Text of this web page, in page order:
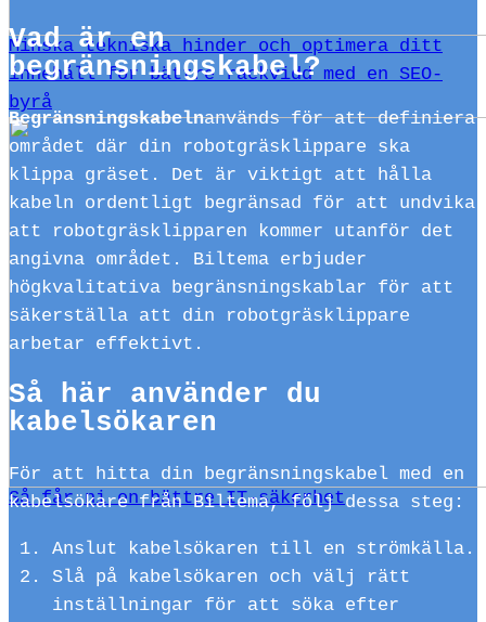
Minska tekniska hinder och optimera ditt
innehåll för bättre räckvidd med en SEO-
byrå
Så får ni en bättre IT-säkerhet
Vad är en
begränsningskabel?
Begränsningskabelnanvänds för att definiera
området där din robotgräsklippare ska
klippa gräset. Det är viktigt att hålla
kabeln ordentligt begränsad för att undvika
att robotgräsklipparen kommer utanför det
angivna området. Biltema erbjuder
högkvalitativa begränsningskablar för att
säkerställa att din robotgräsklippare
arbetar effektivt.
Så här använder du
kabelsökaren
För att hitta din begränsningskabel med en
kabelsökare från Biltema, följ dessa steg:
Anslut kabelsökaren till en strömkälla.
Slå på kabelsökaren och välj rätt
inställningar för att söka efter